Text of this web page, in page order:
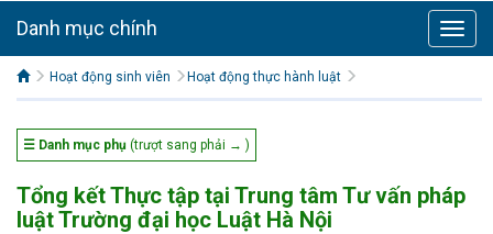
Toggle
Danh mục chính
Hoạt động sinh viên Hoạt động thực hành luật
☰ Danh mục phụ (trượt sang phải → )
Tổng kết Thực tập tại Trung tâm Tư vấn pháp
luật Trường đại học Luật Hà Nội